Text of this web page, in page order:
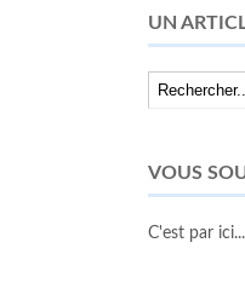
UN
VOUS
C'est par